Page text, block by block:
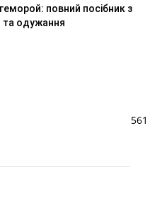
повний посібник з
та одужання
561